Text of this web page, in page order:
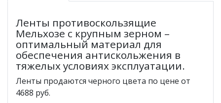
Ленты противоскользящие
Мельхозе с крупным зерном –
оптимальный материал для
обеспечения антискольжения в
тяжелых условиях эксплуатации.
Ленты продаются черного цвета по цене от
4688 руб.